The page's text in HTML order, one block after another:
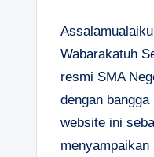
Wabarakatuh
resmi SMA
dengan
website ini